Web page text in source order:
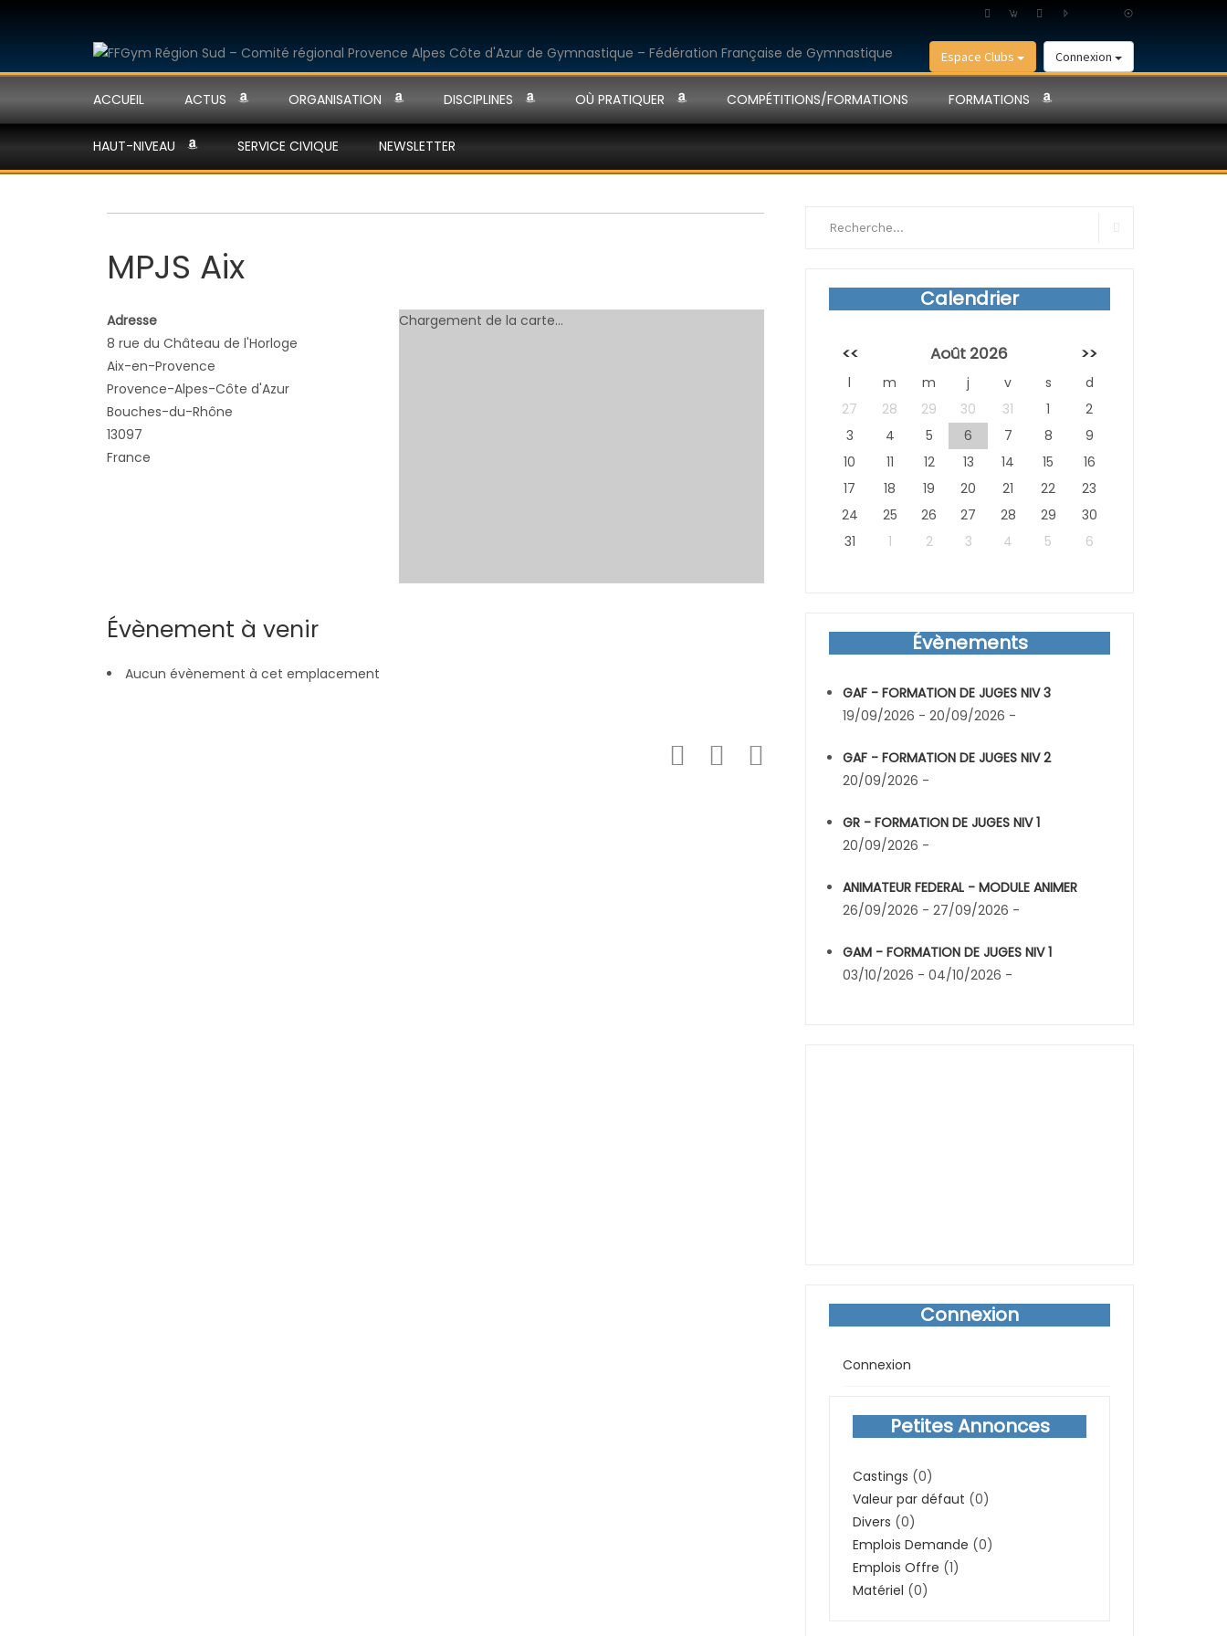
Connexion
Espace Clubs
ACCUEIL ACTUS ORGANISATION DISCIPLINES OÙ PRATIQUER COMPÉTITIONS/FORMATIONS FORMATIONS
HAUT-NIVEAU SERVICE CIVIQUE NEWSLETTER
MPJS Aix
Chargement de la carte…
Adresse
8 rue du Château de l'Horloge
Aix-en-Provence
Provence-Alpes-Côte d'Azur
Bouches-du-Rhône
13097
France
Évènement à venir
Aucun évènement à cet emplacement
Calendrier
<< Août 2026 >>
l m m j v s
d
27
28 29 30 31 1
2
3
4 5 6 7 8
9
10
11 12 13 14 15
16
17
18 19 20 21 22
23
24
25 26 27 28 29
30
31
1 2 3 4 5 6
Évènements
GAF - FORMATION DE JUGES NIV 3
19/09/2026 - 20/09/2026 -
GAF - FORMATION DE JUGES NIV 2
20/09/2026 -
GR - FORMATION DE JUGES NIV 1
20/09/2026 -
ANIMATEUR FEDERAL - MODULE ANIMER
26/09/2026 - 27/09/2026 -
GAM - FORMATION DE JUGES NIV 1
03/10/2026 - 04/10/2026 -
Connexion
Connexion
Petites Annonces
Castings (0)
Valeur par défaut (0)
Divers (0)
Emplois Demande (0)
Emplois Offre (1)
Matériel (0)